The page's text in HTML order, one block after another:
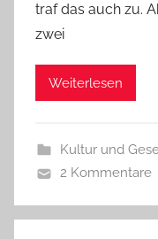
traf das auch zu.
zwei
Weiterlesen
Kultur und
2 Kommentare